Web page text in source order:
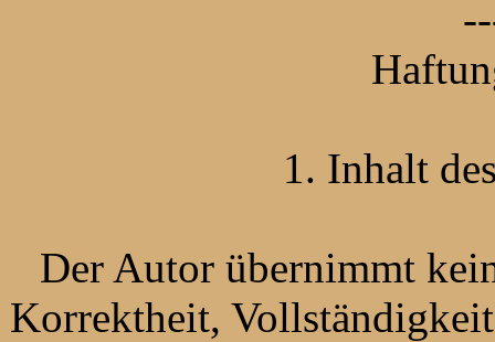
1. Inhalt
Der Autor übernimmt
Korrektheit,